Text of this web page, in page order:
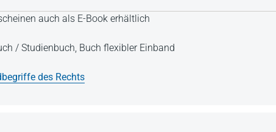
auch als E-Book erhältlich
/ Studienbuch, Buch flexibler Einband
des Rechts